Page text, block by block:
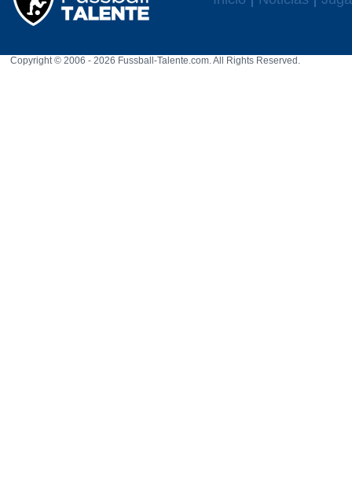
Copyright © 2006 - 2026 Fussball-Talente.com. All Rights Reserved.